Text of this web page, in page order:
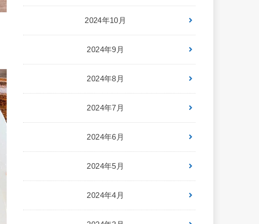
2024年10月
2024年9月
2024年8月
2024年7月
2024年6月
2024年5月
2024年4月